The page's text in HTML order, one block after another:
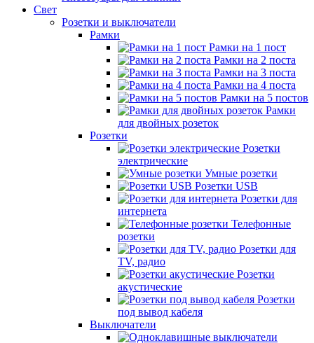
Свет
Розетки и выключатели
Рамки
Рамки на 1 пост
Рамки на 2 поста
Рамки на 3 поста
Рамки на 4 поста
Рамки на 5 постов
Рамки
для двойных розеток
Розетки
Розетки
электрические
Умные розетки
Розетки USB
Розетки для
интернета
Телефонные
розетки
Розетки для
TV, радио
Розетки
акустические
Розетки
под вывод кабеля
Выключатели